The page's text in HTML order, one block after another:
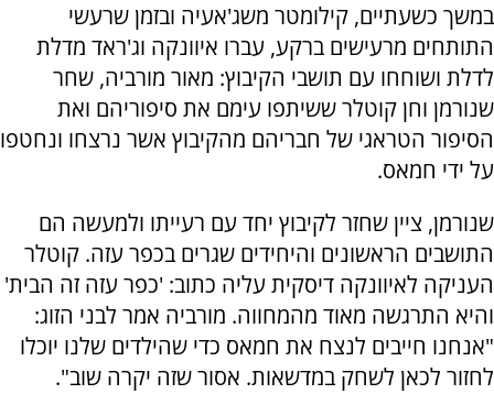
במשך כשעתיים, קילומטר משג'אעיה‎ ובזמן שרעשי
התותחים מרעישים ברקע, עברו איוונקה וג'ראד מדלת
לדלת ושוחחו עם תושבי הקיבוץ: מאור מורביה, שחר
שנורמן וחן קוטלר ששיתפו עימם את סיפוריהם ואת
הסיפור הטראגי של חבריהם מהקיבוץ אשר נרצחו ונחטפו
על ידי חמאס.
שנורמן, ציין שחזר לקיבוץ יחד עם רעייתו ולמעשה הם
התושבים הראשונים והיחידים שגרים בכפר עזה. קוטלר
העניקה לאיוונקה דיסקית עליה כתוב: 'כפר עזה זה הבית'
והיא התרגשה מאוד מהמחווה. מורביה אמר לבני הזוג:
"אנחנו חייבים לנצח את חמאס כדי שהילדים שלנו יוכלו
לחזור לכאן לשחק במדשאות. אסור שזה יקרה שוב".